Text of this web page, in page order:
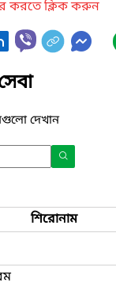
করতে ক্লিক করুন
দেখান
শিরোনাম